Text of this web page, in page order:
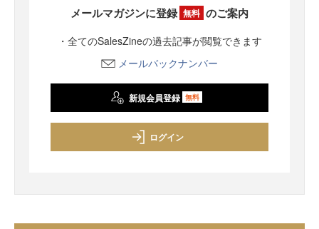
メールマガジンに登録 無料 のご案内
・全てのSalesZineの過去記事が閲覧できます
メールバックナンバー
新規会員登録 無料
ログイン